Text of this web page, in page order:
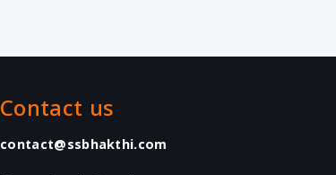
Contact us
contact@ssbhakthi.com